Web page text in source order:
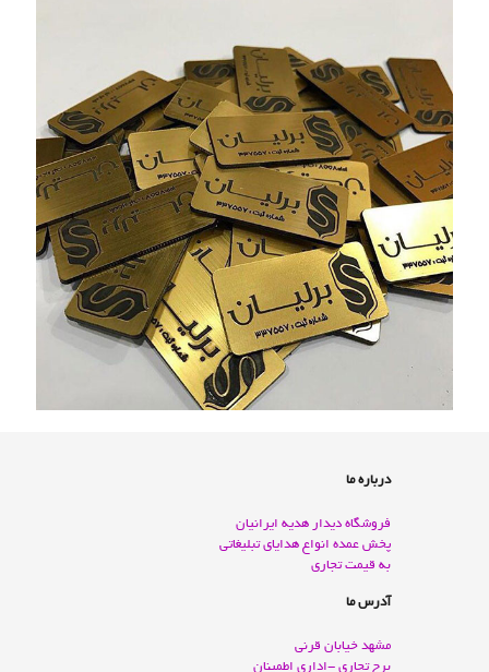
درباره ما
فروشگاه دیدار هدیه ایرانیان
پخش عمده انواع هدايای تبليغاتی
به قيمت تجاری
آدرس ما
مشهد خيابان قرنی
برج تجاری -اداری اطمينان